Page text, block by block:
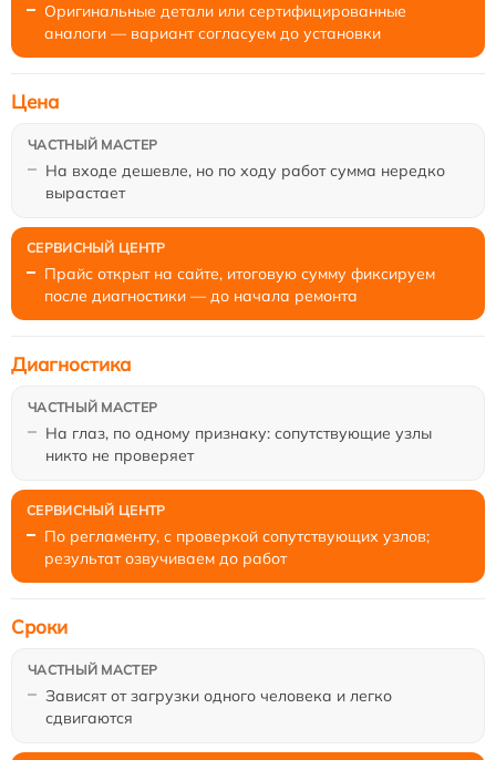
Оригинальные детали или сертифицированные
аналоги — вариант согласуем до установки
На входе дешевле, но по ходу работ сумма нередко
вырастает
Цена
Прайс открыт на сайте, итоговую сумму фиксируем
после диагностики — до начала ремонта
На глаз, по одному признаку: сопутствующие узлы
никто не проверяет
Диагностика
По регламенту, с проверкой сопутствующих узлов;
результат озвучиваем до работ
Зависят от загрузки одного человека и легко
сдвигаются
Сроки